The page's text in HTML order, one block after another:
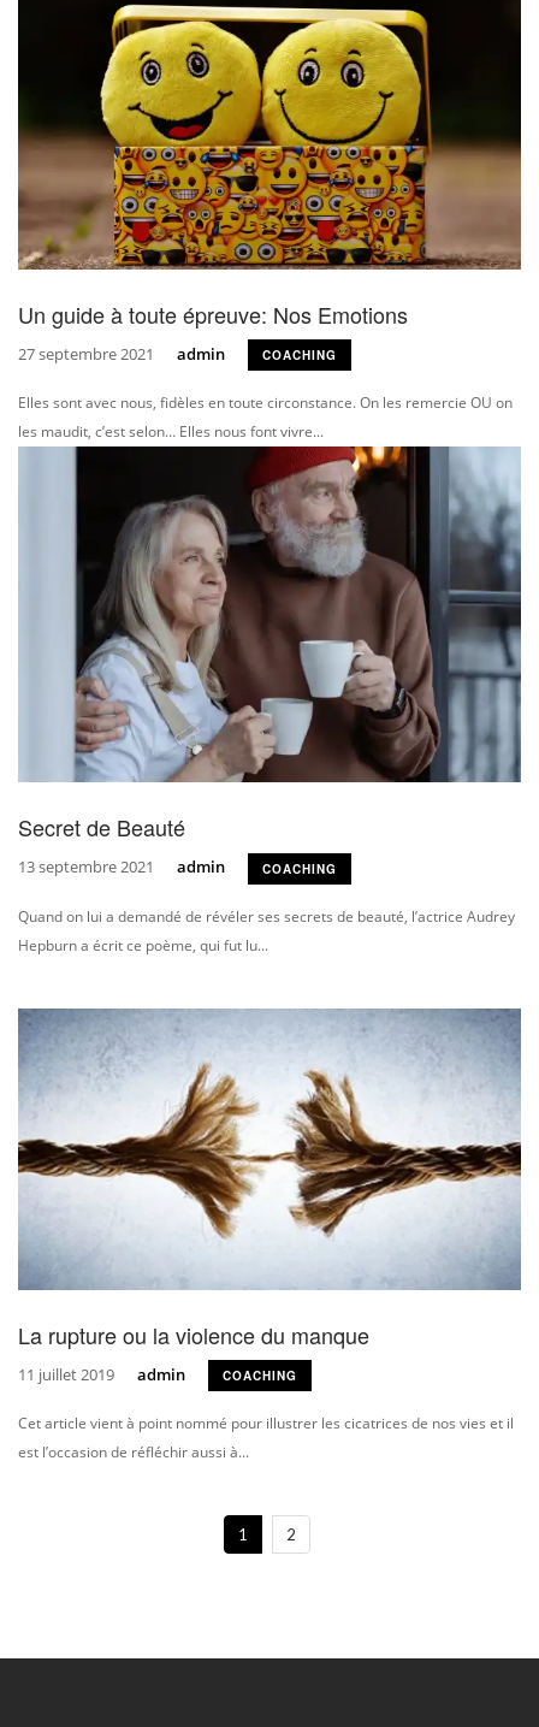
Un guide à toute épreuve: Nos Emotions
27 septembre 2021 admin COACHING
Elles sont avec nous, fidèles en toute circonstance. On les remercie OU on
les maudit, c’est selon… Elles nous font vivre...
Secret de Beauté
13 septembre 2021 admin COACHING
Quand on lui a demandé de révéler ses secrets de beauté, l’actrice Audrey
Hepburn a écrit ce poème, qui fut lu...
La rupture ou la violence du manque
11 juillet 2019 admin COACHING
Cet article vient à point nommé pour illustrer les cicatrices de nos vies et il
est l’occasion de réfléchir aussi à...
1 2